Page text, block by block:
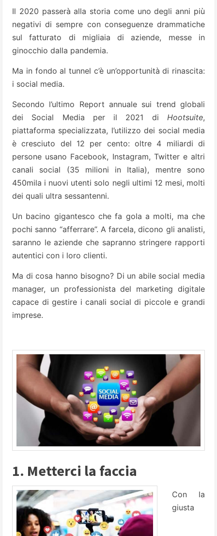
Il 2020 passerà alla storia come uno degli anni più
negativi di sempre con conseguenze drammatiche
sul fatturato di migliaia di aziende, messe in
ginocchio dalla pandemia.
Ma in fondo al tunnel c’è un’opportunità di rinascita:
i social media.
Secondo l’ultimo Report annuale sui trend globali
dei Social Media per il 2021 di Hootsuite,
piattaforma specializzata, l’utilizzo dei social media
è cresciuto del 12 per cento: oltre 4 miliardi di
persone usano Facebook, Instagram, Twitter e altri
canali social (35 milioni in Italia), mentre sono
450mila i nuovi utenti solo negli ultimi 12 mesi, molti
dei quali ultra sessantenni.
Un bacino gigantesco che fa gola a molti, ma che
pochi sanno “afferrare”. A farcela, dicono gli analisti,
saranno le aziende che sapranno stringere rapporti
autentici con i loro clienti.
Ma di cosa hanno bisogno? Di un abile social media
manager, un professionista del marketing digitale
capace di gestire i canali social di piccole e grandi
imprese.
1. Metterci la faccia
Con la
giusta